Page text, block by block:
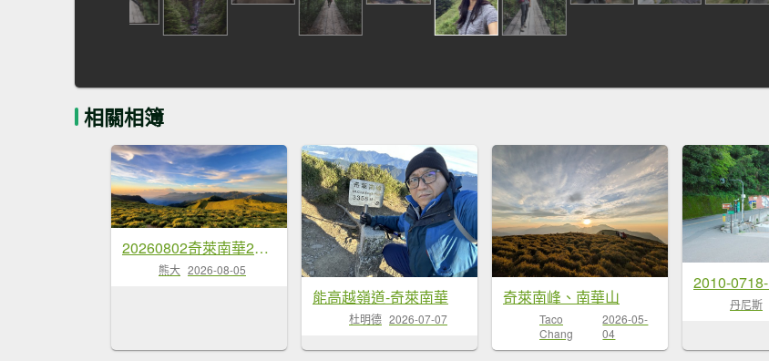
相關相簿
20260802奇萊南華2天1夜，住宿五星級山屋
熊大 2026-08-05
能高越嶺道-奇萊南華
杜明德 2026-07-07
奇萊南峰、南華山
Taco
Chang
2026-05-
04
丹尼斯